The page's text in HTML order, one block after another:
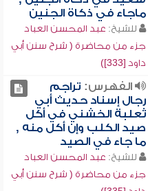
ماجاء في ذكاة الجنين
للشيخ: عبد المحسن العباد
جزء من محاضرة ( شرح سنن أبي
داود [333])
الفهرس: تراجم
رجال إسناد حديث أبي
ثعلبة الخشني في أكل
صيد الكلب وإن أكل منه ,
ما جاء في الصيد
للشيخ: عبد المحسن العباد
جزء من محاضرة ( شرح سنن أبي